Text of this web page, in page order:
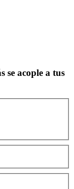
se acople a tus